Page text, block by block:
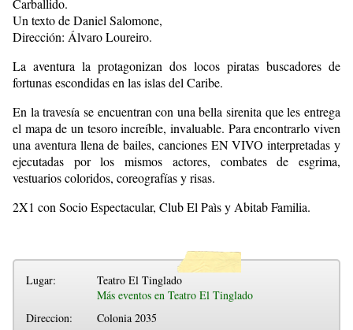
Carballido.
Un texto de Daniel Salomone,
Dirección: Álvaro Loureiro.
La aventura la protagonizan dos locos piratas buscadores de
fortunas escondidas en las islas del Caribe.
En la travesía se encuentran con una bella sirenita que les entrega
el mapa de un tesoro increíble, invaluable. Para encontrarlo viven
una aventura llena de bailes, canciones EN VIVO interpretadas y
ejecutadas por los mismos actores, combates de esgrima,
vestuarios coloridos, coreografías y risas.
2X1 con Socio Espectacular, Club El Paìs y Abitab Familia.
Lugar:
Teatro El Tinglado
Más eventos en Teatro El Tinglado
Direccion:
Colonia 2035